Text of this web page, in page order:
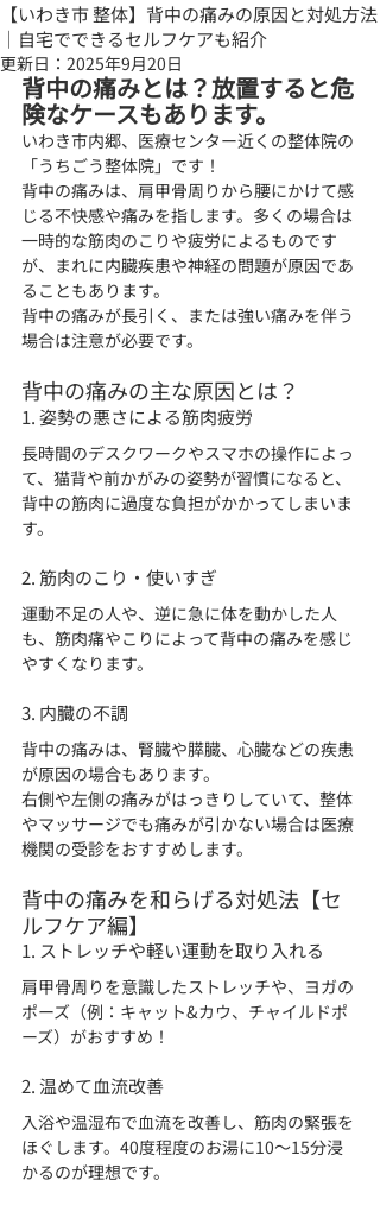
【いわき市 整体】背中の痛みの原因と対処方法
｜自宅でできるセルフケアも紹介
更新日： 2025年9月20日
背中の痛みとは？放置すると危
険なケースもあります。
いわき市内郷、医療センター近くの整体院の
「うちごう整体院」です！
背中の痛みは、肩甲骨周りから腰にかけて感
じる不快感や痛みを指します。多くの場合は
一時的な筋肉のこりや疲労によるものです
が、まれに内臓疾患や神経の問題が原因であ
ることもあります。
背中の痛みが長引く、または強い痛みを伴う
場合は注意が必要です。
背中の痛みの主な原因とは？
1. 姿勢の悪さによる筋肉疲労
長時間のデスクワークやスマホの操作によっ
て、猫背や前かがみの姿勢が習慣になると、
背中の筋肉に過度な負担がかかってしまいま
す。
2. 筋肉のこり・使いすぎ
運動不足の人や、逆に急に体を動かした人
も、筋肉痛やこりによって背中の痛みを感じ
やすくなります。
3. 内臓の不調
背中の痛みは、腎臓や膵臓、心臓などの疾患
が原因の場合もあります。
右側や左側の痛みがはっきりしていて、整体
やマッサージでも痛みが引かない場合は医療
機関の受診をおすすめします。
背中の痛みを和らげる対処法【セ
ルフケア編】
1. ストレッチや軽い運動を取り入れる
肩甲骨周りを意識したストレッチや、ヨガの
ポーズ（例：キャット&カウ、チャイルドポ
ーズ）がおすすめ！
2. 温めて血流改善
入浴や温湿布で血流を改善し、筋肉の緊張を
ほぐします。40度程度のお湯に10〜15分浸
かるのが理想です。